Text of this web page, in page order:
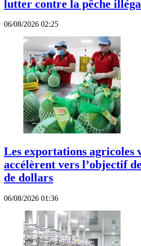
lutter contre la pêche
06/08/2026 02:25
Les exportations agricoles
accélèrent vers l’objectif
de dollars
06/08/2026 01:36